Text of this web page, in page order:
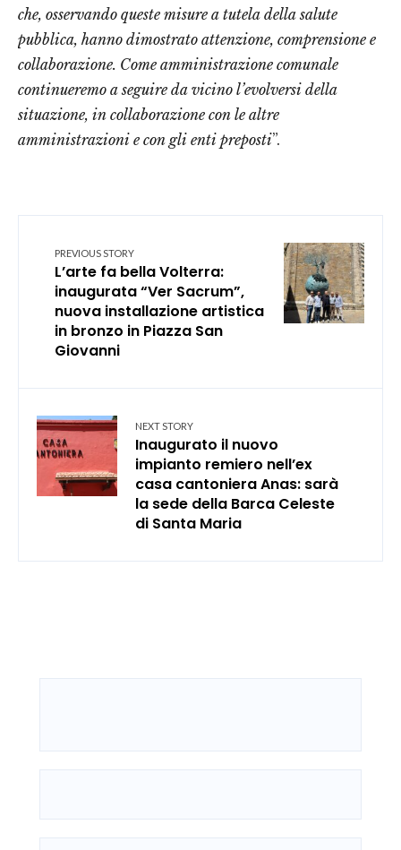
che, osservando queste misure a tutela della salute
pubblica, hanno dimostrato attenzione, comprensione e
collaborazione. Come amministrazione comunale
continueremo a seguire da vicino l’evolversi della
situazione, in collaborazione con le altre
amministrazioni e con gli enti preposti”.
PREVIOUS STORY
L’arte fa bella Volterra:
inaugurata “Ver Sacrum”,
nuova installazione artistica
in bronzo in Piazza San
Giovanni
NEXT STORY
Inaugurato il nuovo
impianto remiero nell’ex
casa cantoniera Anas: sarà
la sede della Barca Celeste
di Santa Maria